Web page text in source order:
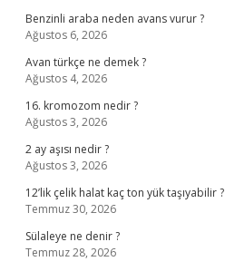
Benzinli araba neden avans vurur ?
Ağustos 6, 2026
Avan türkçe ne demek ?
Ağustos 4, 2026
16. kromozom nedir ?
Ağustos 3, 2026
2 ay aşısı nedir ?
Ağustos 3, 2026
12’lik çelik halat kaç ton yük taşıyabilir ?
Temmuz 30, 2026
Sülaleye ne denir ?
Temmuz 28, 2026